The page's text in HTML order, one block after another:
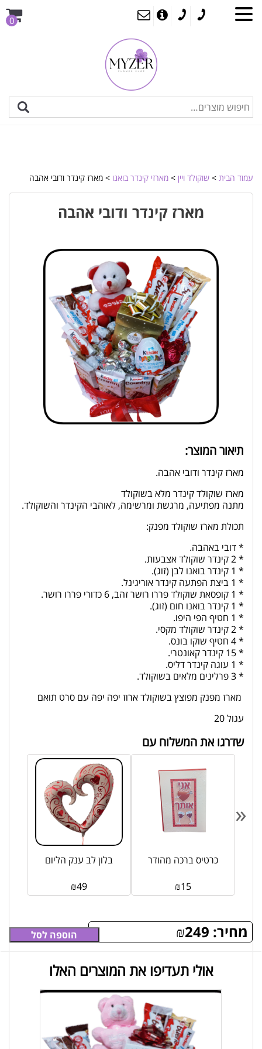
0
עמוד הבית > שוקולד ויין > מארזי קינדר בואנו > מארז קינדר ודובי אהבה
מארז קינדר ודובי אהבה
תיאור המוצר:
מארז קינדר ודובי אהבה.
מארז שוקולד קינדר מלא בשוקולד
מתנה מפתיעה, מרגשת ומרשימה, לאוהבי הקינדר והשוקולד.
תכולת מארז שוקולד מפנק:
* דובי באהבה.
* 2 קינדר שוקולד אצבעות.
* 1 קינדר בואנו לבן (זוג).
* 1 ביצת הפתעה קינדר אוריגינל.
* 1 קופסאת שוקולד פררו רושר זהב, 6 כדורי פררו רושר.
* 1 קינדר בואנו חום (זוג).
* 1 חטיף הפי היפו.
* 2 קינדר שוקולד מקסי.
* 4 חטיף שוקו בונס.
* 15 קינדר קאונטרי.
* 1 עוגה קינדר דליס.
* 3 פרלינים מלאים בשוקולד.
מארז מפנק מפוצץ בשוקולד ארוז יפה יפה עם סרט תואם
עגול 20
מחיר: ₪249 הוספה לסל
שדרגו את המשלוח עם
בלון לב ענק הליום
₪49
כרטיס ברכה מהודר
₪15
«
אולי תעדיפו את המוצרים האלו